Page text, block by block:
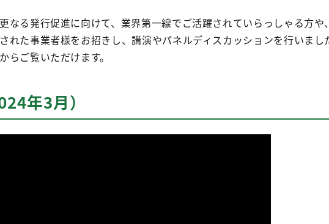
なる発行促進に向けて、業界第一線でご活躍されていらっしゃる方や
れた事業者様をお招きし、講演やパネルディスカッションを行いまし
らご覧いただけます。
年3月）